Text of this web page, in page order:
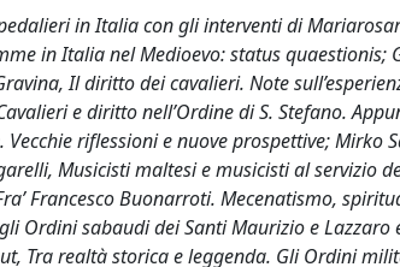
in Italia con gli interventi di
in Italia nel Medioevo: status quaestionis;
Il diritto dei cavalieri. Note
e diritto nell’Ordine di S. Stefano.
riflessioni e nuove prospettive; Mirko
Musicisti maltesi e musicisti al servizio
Francesco Buonarroti. Mecenatismo,
Ordini sabaudi dei Santi Maurizio e Lazzaro
Tra realtà storica e leggenda. Gli Ordini